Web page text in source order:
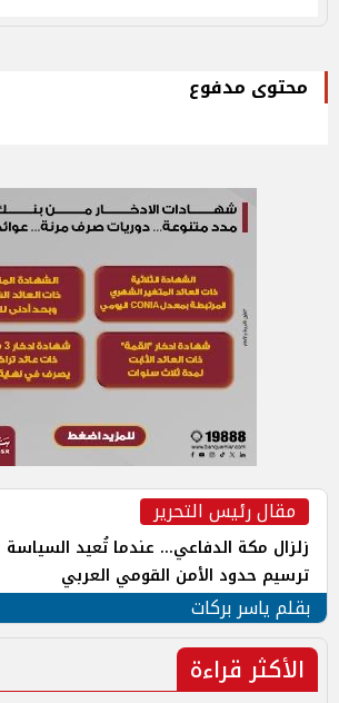
محتوى مدفوع
مقال رئيس التحرير
زلزال مكة الدفاعي... عندما تُعيد السياسة
ترسيم حدود الأمن القومي العربي
بقلم ياسر بركات
الأكثر قراءة